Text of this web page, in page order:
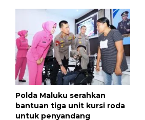
Polda Maluku serahkan
bantuan tiga unit kursi roda
untuk penyandang